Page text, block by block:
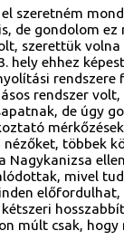
szeretném
de gondolom ez
szerettük volna
hely ehhez
rendszere
rendszer
de úgy
többek
Nagykanizsa
mivel
előfordulhat,
múlt csak,